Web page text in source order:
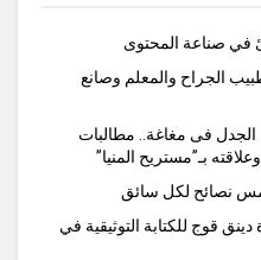
الجراح والمعلم وصانع
فى مغاغة.. مطالبات
بـ”مستريح المنيا”
نصائح لكل سائق
قوج للكتابة التوثيقية في